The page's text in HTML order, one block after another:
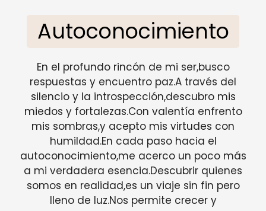
Autoconocimiento
En el profundo rincón de mi ser,busco
respuestas y encuentro paz.A través del
silencio y la introspección,descubro mis
miedos y fortalezas.Con valentía enfrento
mis sombras,y acepto mis virtudes con
humildad.En cada paso hacia el
autoconocimiento,me acerco un poco más
a mi verdadera esencia.Descubrir quienes
somos en realidad,es un viaje sin fin pero
lleno de luz.Nos permite crecer y